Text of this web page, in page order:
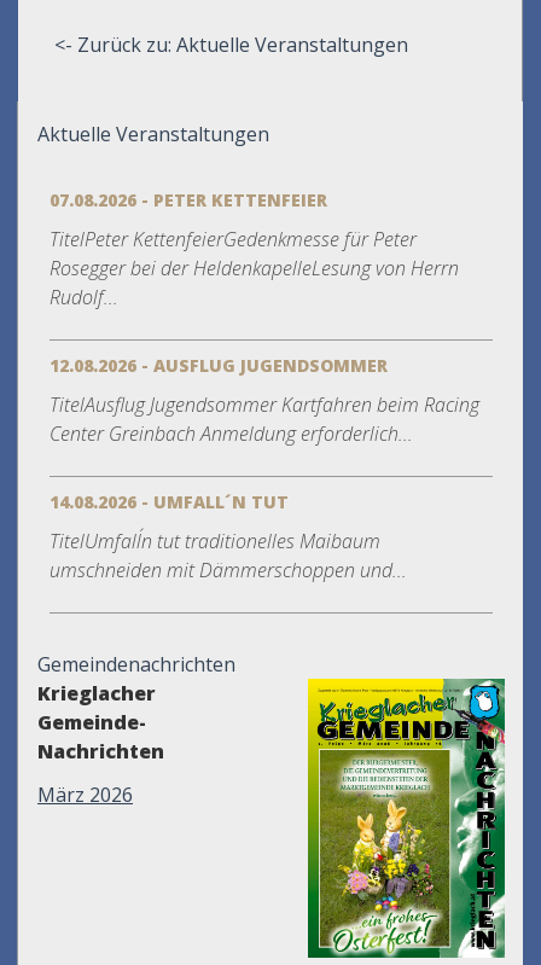
<- Zurück zu: Aktuelle Veranstaltungen
Aktuelle Veranstaltungen
07.08.2026 - PETER KETTENFEIER
TitelPeter KettenfeierGedenkmesse für Peter
Rosegger bei der HeldenkapelleLesung von Herrn
Rudolf...
12.08.2026 - AUSFLUG JUGENDSOMMER
TitelAusflug Jugendsommer Kartfahren beim Racing
Center Greinbach Anmeldung erforderlich...
14.08.2026 - UMFALL´N TUT
TitelUmfall´n tut traditionelles Maibaum
umschneiden mit Dämmerschoppen und...
Gemeindenachrichten
Krieglacher
Gemeinde-
Nachrichten
März 2026